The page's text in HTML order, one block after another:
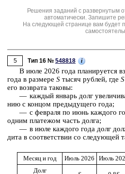
Решения заданий с развернутым
автоматически. Запишите
На следующей странице вам будет
5 Тип 16 № 548818 i
В июле 2026 года пла­ни­ру­ет­ся
года в раз­ме­ре S тысяч руб­лей, где S
его воз­вра­та та­ко­вы:
— каж­дый ян­варь долг
нию с кон­цом преды­ду­ще­го года;
— с фев­ра­ля по июнь каж­до­го
одним пла­те­жом часть долга;
— в июле каж­до­го года долг
ди­та в со­от­вет­ствии со сле­ду­ю­щей
Месяц и год Июль 2026 Июль
Долг